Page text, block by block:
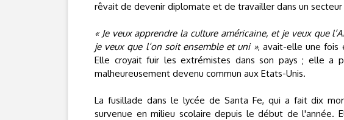
rêvait de devenir diplomate et de travailler dans un
« Je veux apprendre la culture américaine, et je veux que
je veux que l’on soit ensemble et uni », avait-elle une fois
Elle croyait fuir les extrémistes dans son pays ; elle a
malheureusement devenu commun aux Etats-Unis.
La fusillade dans le lycée de Santa Fe, qui a fait dix
survenue en milieu scolaire depuis le début de l'année.